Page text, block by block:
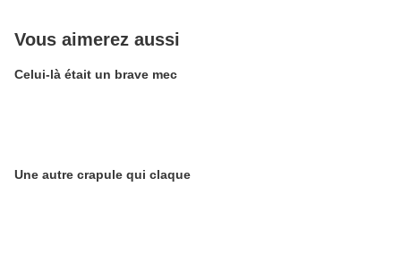
Vous aimerez aussi
Celui-là était un brave mec
Une autre crapule qui claque